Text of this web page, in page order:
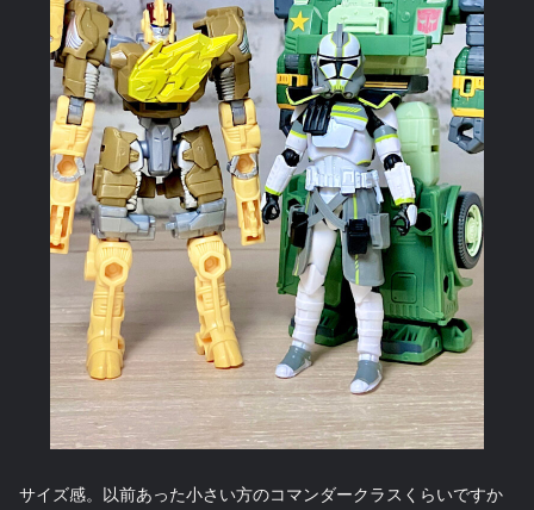
サイズ感。以前あった小さい方のコマンダークラスくらいですか